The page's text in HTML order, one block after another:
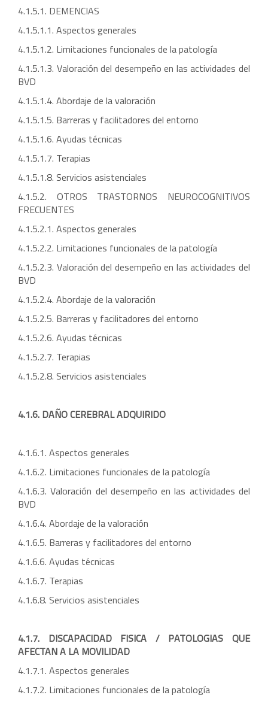
4.1.5.1. DEMENCIAS
4.1.5.1.1. Aspectos generales
4.1.5.1.2. Limitaciones funcionales de la patología
4.1.5.1.3. Valoración del desempeño en las actividades del
BVD
4.1.5.1.4. Abordaje de la valoración
4.1.5.1.5. Barreras y facilitadores del entorno
4.1.5.1.6. Ayudas técnicas
4.1.5.1.7. Terapias
4.1.5.1.8. Servicios asistenciales
4.1.5.2. OTROS TRASTORNOS NEUROCOGNITIVOS
FRECUENTES
4.1.5.2.1. Aspectos generales
4.1.5.2.2. Limitaciones funcionales de la patología
4.1.5.2.3. Valoración del desempeño en las actividades del
BVD
4.1.5.2.4. Abordaje de la valoración
4.1.5.2.5. Barreras y facilitadores del entorno
4.1.5.2.6. Ayudas técnicas
4.1.5.2.7. Terapias
4.1.5.2.8. Servicios asistenciales
4.1.6. DAÑO CEREBRAL ADQUIRIDO
4.1.6.1. Aspectos generales
4.1.6.2. Limitaciones funcionales de la patología
4.1.6.3. Valoración del desempeño en las actividades del
BVD
4.1.6.4. Abordaje de la valoración
4.1.6.5. Barreras y facilitadores del entorno
4.1.6.6. Ayudas técnicas
4.1.6.7. Terapias
4.1.6.8. Servicios asistenciales
4.1.7. DISCAPACIDAD FISICA / PATOLOGIAS QUE
AFECTAN A LA MOVILIDAD
4.1.7.1. Aspectos generales
4.1.7.2. Limitaciones funcionales de la patología